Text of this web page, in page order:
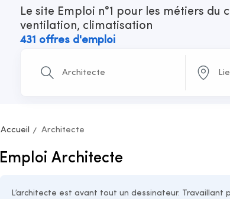
Le site Emploi n°1 pour les métiers du
ventilation, climatisation
431 offres d'emploi
Accueil Architecte
Emploi Architecte
L’architecte est avant tout un dessinateur. Travaillant